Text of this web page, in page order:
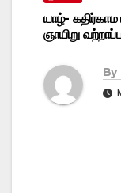
யாழ்-
ஞாயிறு
By